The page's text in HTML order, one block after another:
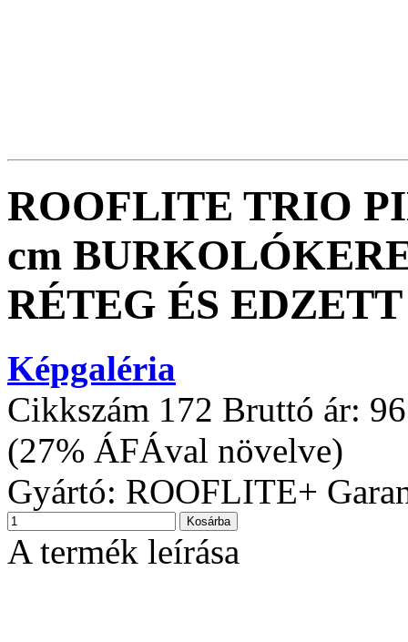
ROOFLITE TRIO
cm
RÉTEG ÉS
Képgaléria
Cikkszám 172 Bruttó ár:
(27% ÁFÁval növelve)
Gyártó: ROOFLITE+
A termék leírása